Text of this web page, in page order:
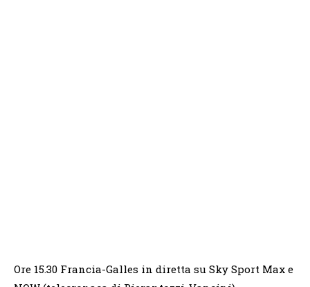
Ore 15.30 Francia-Galles in diretta su Sky Sport Max e